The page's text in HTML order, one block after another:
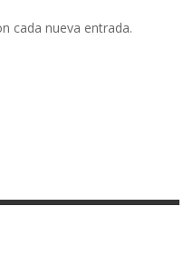
cada nueva entrada.